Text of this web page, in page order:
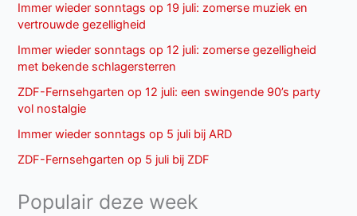
Immer wieder sonntags op 19 juli: zomerse muziek en
vertrouwde gezelligheid
Immer wieder sonntags op 12 juli: zomerse gezelligheid
met bekende schlagersterren
ZDF-Fernsehgarten op 12 juli: een swingende 90’s party
vol nostalgie
Immer wieder sonntags op 5 juli bij ARD
ZDF-Fernsehgarten op 5 juli bij ZDF
Populair deze week